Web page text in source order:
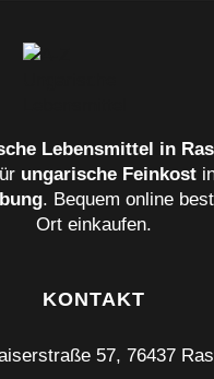
Lebensmittel in
ungarische Feinkost
. Bequem online
Ort einkaufen.
KONTAKT
57, 76437